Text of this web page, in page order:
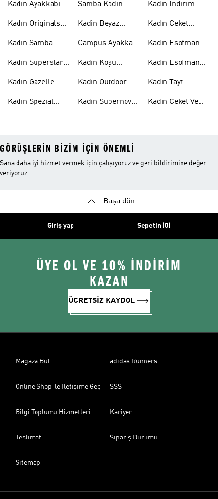
Kadın Ayakkabı
Kadın Originals
Kadın Samba
Kadın Süperstar
Kadın Gazelle
Kadın Spezial
Samba Kadın
Kadin Beyaz
Campus Ayakkabı
Kadın Koşu
Kadın Outdoor
Kadın Supernova
Kadın Indirim
Kadın Ceket
Kadın Esofman
Kadin Esofman
Kadın Tayt
Kadin Ceket Ve
GÖRÜŞLERIN BIZIM IÇIN ÖNEMLI
Sana daha iyi hizmet vermek için çalışıyoruz ve geri bildirimine değer
veriyoruz
Başa dön
Giriş yap Sepetin (0)
ÜYE OL VE 10% İNDİRİM
KAZAN
ÜCRETSİZ KAYDOL
Mağaza Bul adidas Runners
Online Shop ile İletişime Geç SSS
Bilgi Toplumu Hizmetleri Kariyer
Teslimat Sipariş Durumu
Sitemap